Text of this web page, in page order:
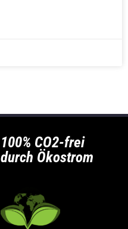
100% CO2-frei
durch Ökostrom